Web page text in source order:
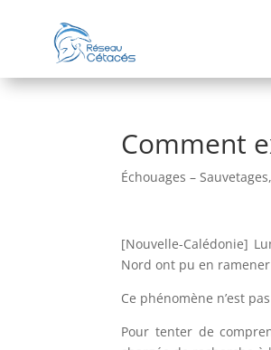
Comment
Échouages – Sauvetages
[Nouvelle-Calédonie]
Nord ont pu en
Ce phénomène n’est
Pour tenter de